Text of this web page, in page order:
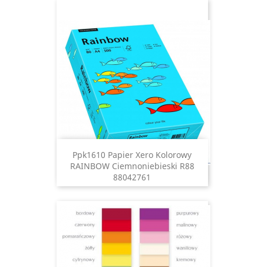
Ppk1610 Papier Xero Kolorowy
RAINBOW Ciemnoniebieski R88
88042761